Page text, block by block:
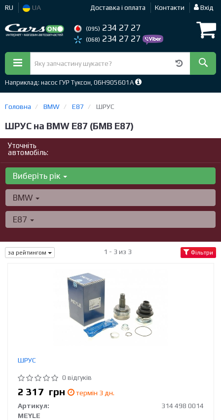
RU UA Доставка і оплата Контакти Вхід
(095) 234 27 27
(068) 234 27 27
Наприклад: насос ГУР Туксон, 06H905601A
Головна BMW E87 ШРУС
ШРУС на BMW E87 (БМВ Е87)
Уточніть
автомобіль:
Виберіть рік
BMW
E87
за рейтингом 1 - 3 из 3 Фільтри
ШРУС
0 відгуків
2 317 грн
термін 3 дн.
Артикул:
314 498 0014
MEYLE